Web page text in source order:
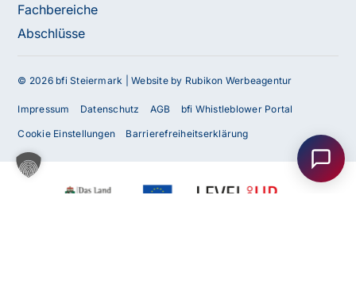
Haben Sie Fragen oder benötigen Sie
Unser Team ist gerne für Sie da! Nehmen Sie jetzt
Kontakt mit uns auf – wir freuen uns auf Ihre Anfrage.
Fachbereiche
Abschlüsse
© 2026 bfi Steiermark |Website by Rubikon Werbeagentur
Impressum Datenschutz AGB bfi Whistleblower Portal
Cookie Einstellungen Barrierefreiheitserklärung